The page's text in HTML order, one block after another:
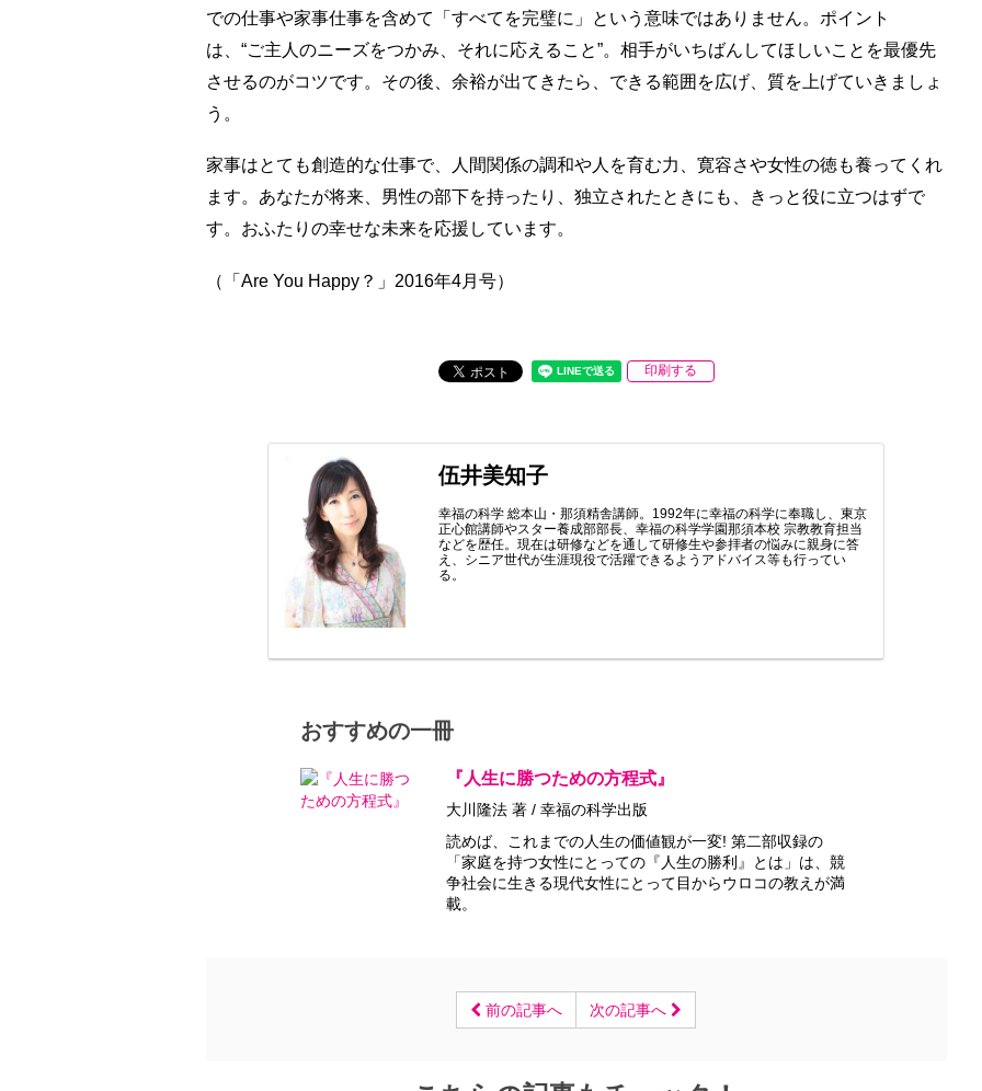
での仕事や家事仕事を含めて「すべてを完璧に」という意味ではありません。ポイント
は、“ご主人のニーズをつかみ、それに応えること”。相手がいちばんしてほしいことを最優先
させるのがコツです。その後、余裕が出てきたら、できる範囲を広げ、質を上げていきましょ
う。
家事はとても創造的な仕事で、人間関係の調和や人を育む力、寛容さや女性の徳も養ってくれ
ます。あなたが将来、男性の部下を持ったり、独立されたときにも、きっと役に立つはずで
す。おふたりの幸せな未来を応援しています。
（「Are You Happy？」2016年4月号）
印刷する
伍井美知子
幸福の科学 総本山・那須精舎講師。1992年に幸福の科学に奉職し、東京
正心館講師やスター養成部部長、幸福の科学学園那須本校 宗教教育担当
などを歴任。現在は研修などを通して研修生や参拝者の悩みに親身に答
え、シニア世代が生涯現役で活躍できるようアドバイス等も行ってい
る。
おすすめの一冊
『人生に勝つための方程式』
大川隆法 著 / 幸福の科学出版
読めば、これまでの人生の価値観が一変! 第二部収録の
「家庭を持つ女性にとっての『人生の勝利』とは」は、競
争社会に生きる現代女性にとって目からウロコの教えが満
載。
前の記事へ 次の記事へ